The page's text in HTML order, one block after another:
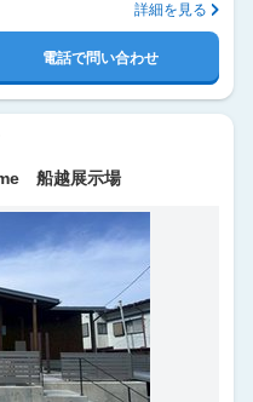
詳細を見る
電話で問い合わせ
船越展示場